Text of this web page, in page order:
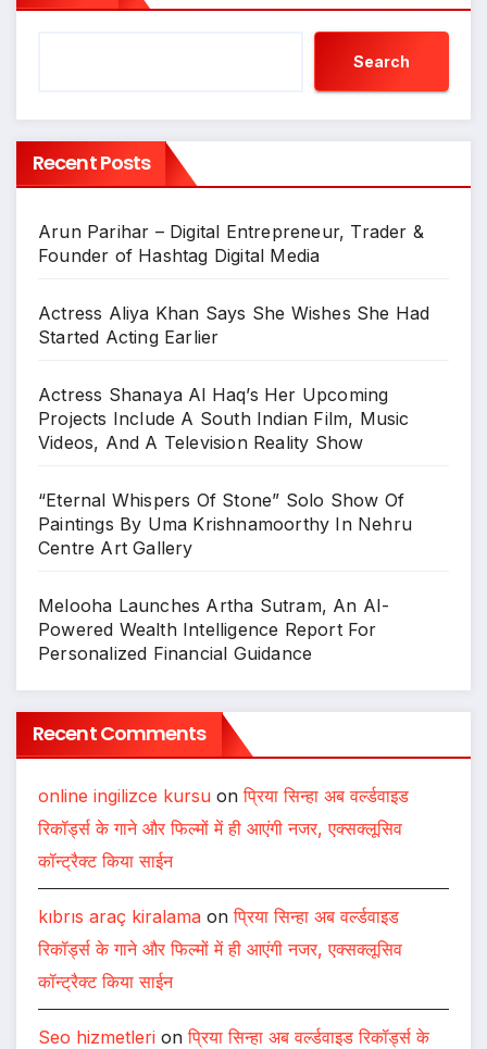
Search
Recent Posts
Arun Parihar – Digital Entrepreneur, Trader &
Founder of Hashtag Digital Media
Actress Aliya Khan Says She Wishes She Had
Started Acting Earlier
Actress Shanaya Al Haq’s Her Upcoming
Projects Include A South Indian Film, Music
Videos, And A Television Reality Show
“Eternal Whispers Of Stone” Solo Show Of
Paintings By Uma Krishnamoorthy In Nehru
Centre Art Gallery
Melooha Launches Artha Sutram, An AI-
Powered Wealth Intelligence Report For
Personalized Financial Guidance
Recent Comments
online ingilizce kursu onप्रिया सिन्हा अब वर्ल्डवाइड
रिकॉर्ड्स के गाने और फिल्मों में ही आएंगी नजर, एक्सक्लूसिव
कॉन्ट्रैक्ट किया साईन
kıbrıs araç kiralama onप्रिया सिन्हा अब वर्ल्डवाइड
रिकॉर्ड्स के गाने और फिल्मों में ही आएंगी नजर, एक्सक्लूसिव
कॉन्ट्रैक्ट किया साईन
Seo hizmetleri onप्रिया सिन्हा अब वर्ल्डवाइड रिकॉर्ड्स के